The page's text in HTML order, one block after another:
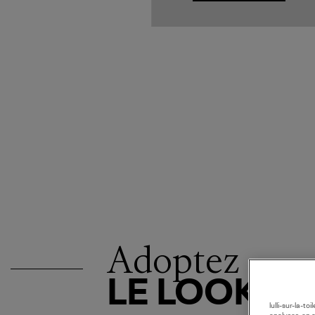
Adoptez
LE LOOK
lulli-sur-la-